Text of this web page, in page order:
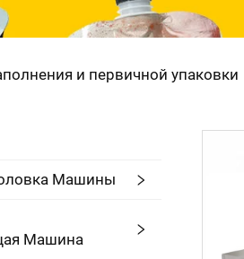
и первичной упаковки
Машины
Машина